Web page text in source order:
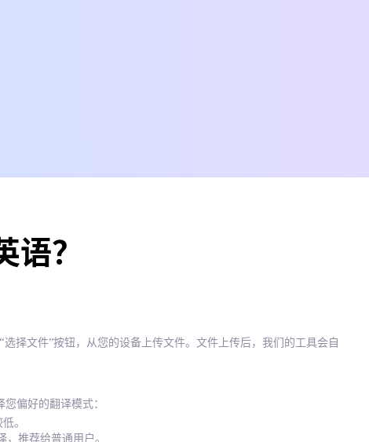
？
择文件”按钮，从您的设备上传文件。文件上传后，我们的工具会自
偏好的翻译模式：
。
推荐给普通用户。